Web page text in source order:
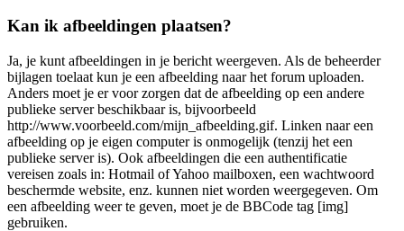
Kan ik afbeeldingen plaatsen?
Ja, je kunt afbeeldingen in je bericht weergeven. Als de beheerder
bijlagen toelaat kun je een afbeelding naar het forum uploaden.
Anders moet je er voor zorgen dat de afbeelding op een andere
publieke server beschikbaar is, bijvoorbeeld
http://www.voorbeeld.com/mijn_afbeelding.gif. Linken naar een
afbeelding op je eigen computer is onmogelijk (tenzij het een
publieke server is). Ook afbeeldingen die een authentificatie
vereisen zoals in: Hotmail of Yahoo mailboxen, een wachtwoord
beschermde website, enz. kunnen niet worden weergegeven. Om
een afbeelding weer te geven, moet je de BBCode tag [img]
gebruiken.